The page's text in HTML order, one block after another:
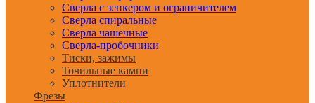
Сверла с зенкером и ограничителем
Сверла спиральные
Сверла чашечные
Сверла-пробочники
Тиски, зажимы
Точильные камни
Уплотнители
Фрезы